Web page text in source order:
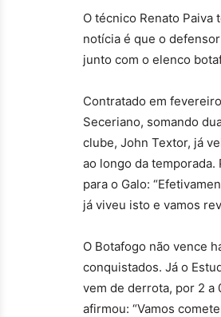
O técnico Renato Paiva
notícia é que o
junto com o elenco
Contratado em
Seceriano, somando
clube, John Textor, já
ao longo da temporada.
para o Galo:
já viveu isto e vamos
O Botafogo não vence
conquistados. Já o
vem de derrota, por 2 a
afirmou: “Vamos